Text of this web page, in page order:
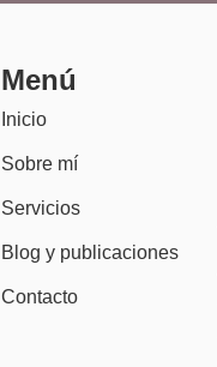
Menú
Inicio
Sobre mí
Servicios
Blog y publicaciones
Contacto